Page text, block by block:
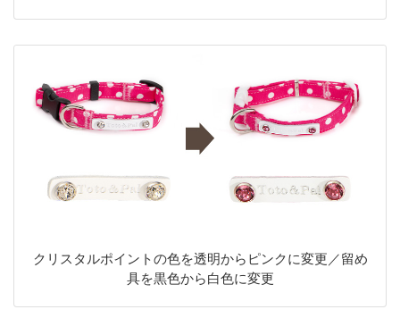
クリスタルポイントの色を透明からピンクに変更／留め
具を黒色から白色に変更